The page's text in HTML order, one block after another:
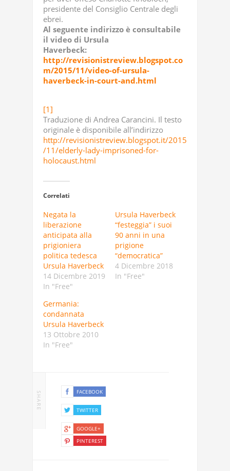
presidente del Consiglio Centrale degli
ebrei.
Al seguente indirizzo è consultabile
il video di Ursula
Haverbeck:
http://revisionistreview.blogspot.co
m/2015/11/video-of-ursula-
haverbeck-in-court-and.html
[1]
Traduzione di Andrea Carancini. Il testo
originale è disponibile all’indirizzo
http://revisionistreview.blogspot.it/2015
/11/elderly-lady-imprisoned-for-
holocaust.html
Correlati
Negata la
liberazione
anticipata alla
prigioniera
politica tedesca
Ursula Haverbeck
14 Dicembre 2019
In "Free"
Ursula Haverbeck
“festeggia” i suoi
90 anni in una
prigione
“democratica”
4 Dicembre 2018
In "Free"
Germania:
condannata
Ursula Haverbeck
13 Ottobre 2010
In "Free"
SHARE FACEBOOK
TWITTER
GOOGLE+
PINTEREST